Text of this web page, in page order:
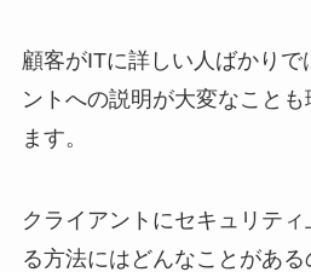
顧客がITに詳しい人ばかり
ントへの説明が大変なこと
ます。
クライアントにセキュリテ
る方法にはどんなことがあ